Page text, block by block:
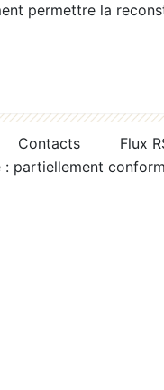
permettre la
Contacts
Flux
partiellement